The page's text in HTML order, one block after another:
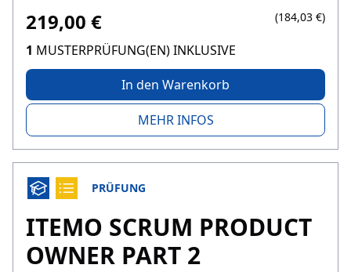
219,00 € (184,03 €)
1 MUSTERPRÜFUNG(EN) INKLUSIVE
In den Warenkorb
MEHR INFOS
PRÜFUNG
ITEMO SCRUM PRODUCT
OWNER PART 2